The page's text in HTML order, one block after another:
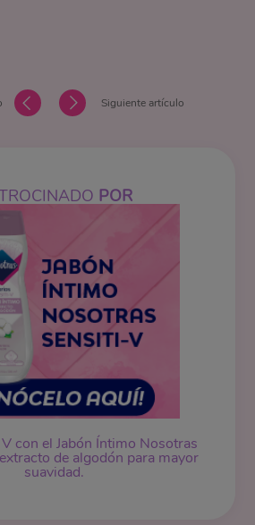
Siguiente artículo
POR
con el Jabón Íntimo Nosotras
de algodón para mayor
suavidad.